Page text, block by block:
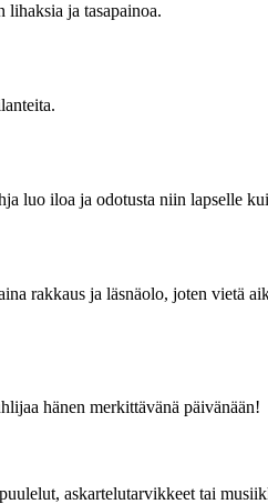
ja tasapainoa.
luo iloa ja odotusta niin lapselle
rakkaus ja läsnäolo, joten vietä
hänen merkittävänä päivänään!
askartelutarvikkeet tai